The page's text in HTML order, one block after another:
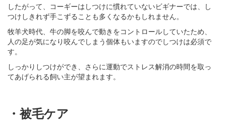
したがって、コーギーはしつけに慣れていないビギナーでは、し
つけしきれず手こずることも多くなるかもしれません。
牧羊犬時代、牛の脚を咬んで動きをコントロールしていたため、
人の足が気になり咬んでしまう個体もいますのでしつけは必須で
す。
しっかりしつけができ、さらに運動でストレス解消の時間を取っ
てあげられる飼い主が望まれます。
・被毛ケア